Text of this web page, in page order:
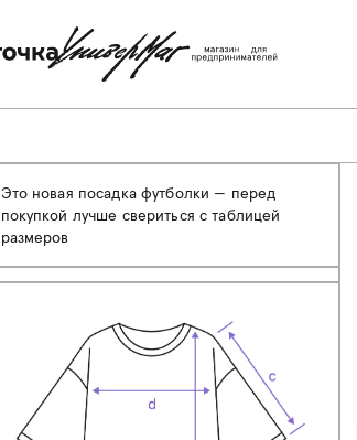
Это новая посадка футболки — перед
покупкой лучше свериться с таблицей
размеров